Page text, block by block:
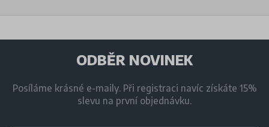
ODBĚR NOVINEK
Posíláme krásné e-maily. Při registraci navíc získáte 15%
slevu na první objednávku.